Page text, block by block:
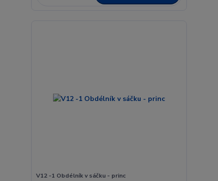
V12 -1 Obdélník v sáčku - princ